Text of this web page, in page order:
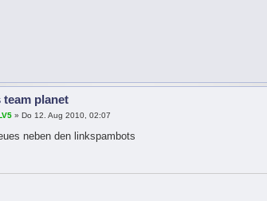
team planet
» Do 12. Aug 2010, 02:07
neben den linkspambots